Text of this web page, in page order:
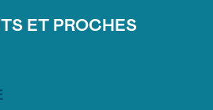
ET PROCHES